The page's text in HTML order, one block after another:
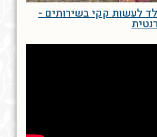
לעשות קקי בשירותים -